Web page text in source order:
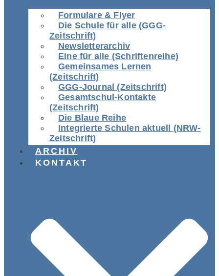
Formulare & Flyer
Die Schule für alle (GGG-
Zeitschrift)
Newsletterarchiv
Eine für alle (Schriftenreihe)
Gemeinsames Lernen
(Zeitschrift)
GGG-Journal (Zeitschrift)
Gesamtschul-Kontakte
(Zeitschrift)
Die Blaue Reihe
Integrierte Schulen aktuell (NRW-
Zeitschrift)
ARCHIV
KONTAKT